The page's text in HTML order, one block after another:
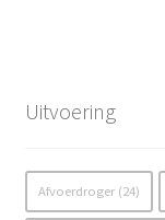
Uitvoering
Afvoerdroger 24